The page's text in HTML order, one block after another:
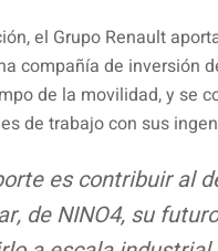
el Grupo Renault
compañía de inversión
de la movilidad, y se
de trabajo con sus
es contribuir al
de NINO4, su